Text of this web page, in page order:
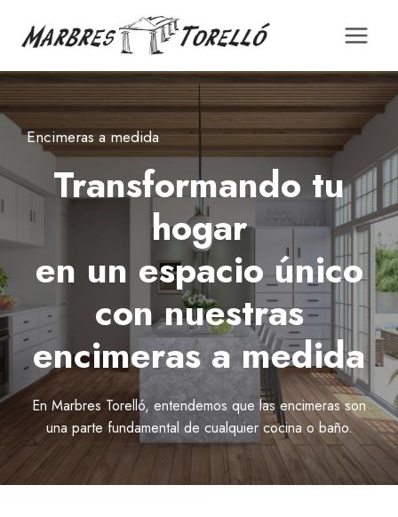
contenido
Encimeras a medida
Transformando tu
hogar
en un espacio único
con nuestras
encimeras a medida
En Marbres Torelló, entendemos que las encimeras son
una parte fundamental de cualquier cocina o baño.